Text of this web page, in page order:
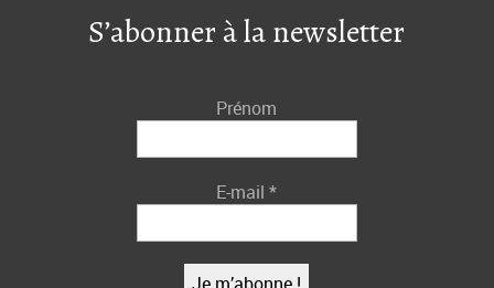
S’abonner à la newsletter
Prénom
E-mail*